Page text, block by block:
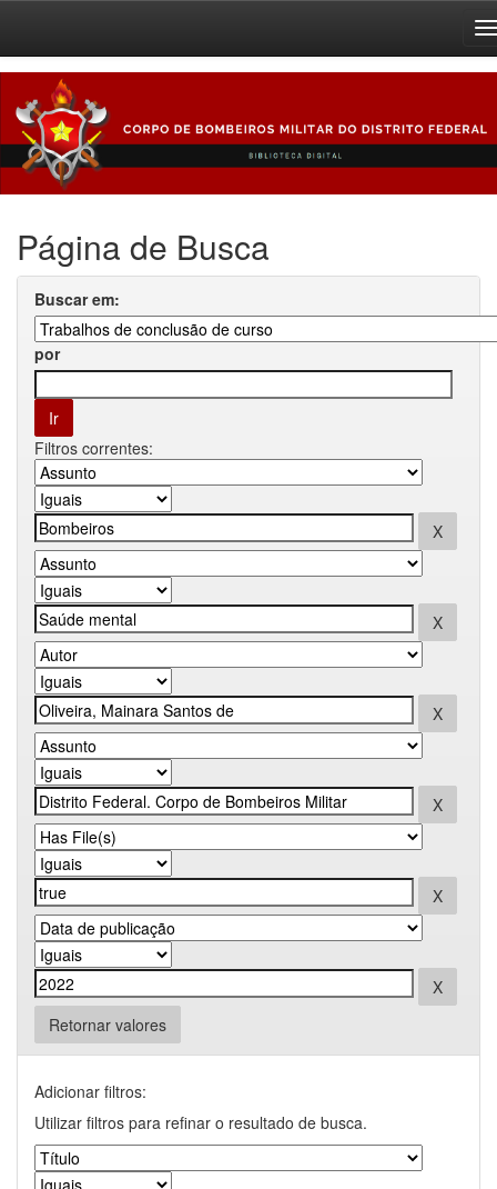
navigation
Página de Busca
Buscar em:
por
Filtros correntes:
Retornar valores
Adicionar filtros:
Utilizar filtros para refinar o resultado de busca.